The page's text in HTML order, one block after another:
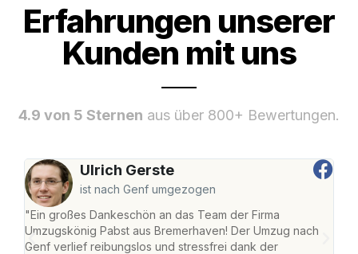
Erfahrungen unserer
Kunden mit uns
4.9 von 5 Sternen aus über 800+ Bewertungen.
Ulrich Gerste
ist nach Genf umgezogen
"Ein großes Dankeschön an das Team der Firma
Umzugskönig Pabst aus Bremerhaven! Der Umzug nach
Genf verlief reibungslos und stressfrei dank der